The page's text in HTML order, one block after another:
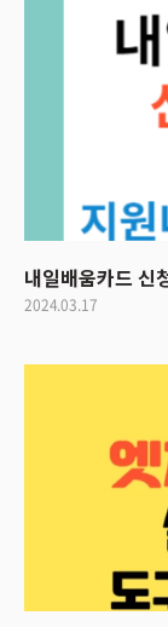
내일배움카드 신
2024.03.17